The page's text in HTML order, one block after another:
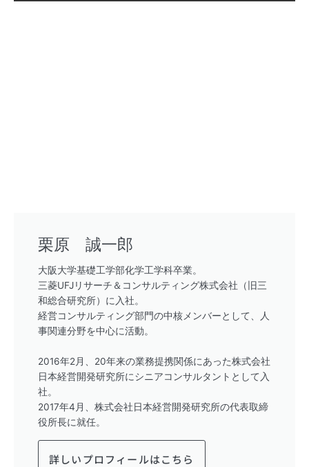
栗原 誠一郎
大阪大学基礎工学部化学工学科卒業。
三菱UFJリサーチ＆コンサルティング株式会社（旧三
和総合研究所）に入社。
経営コンサルティング部門の中核メンバーとして、人
事関連分野を中心に活動。
2016年2月、20年来の業務提携関係にあった株式会社
日本経営開発研究所にシニアコンサルタントとして入
社。
2017年4月、株式会社日本経営開発研究所の代表取締
役所長に就任。
詳しいプロフィールはこちら